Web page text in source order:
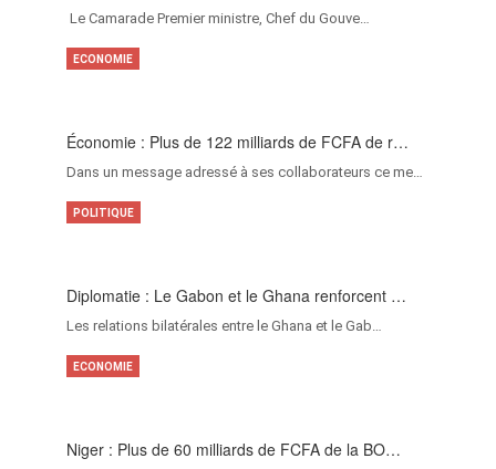
‎Le Camarade Premier ministre, Chef du Gouve…
Économie : Plus de 122 milliards de FCFA de r…
Dans un message adressé à ses collaborateurs ce me…
ECONOMIE
Diplomatie : Le Gabon et le Ghana renforcent …
Les relations bilatérales entre le Ghana et le Gab…
POLITIQUE
Niger : Plus de 60 milliards de FCFA de la BO…
ECONOMIE